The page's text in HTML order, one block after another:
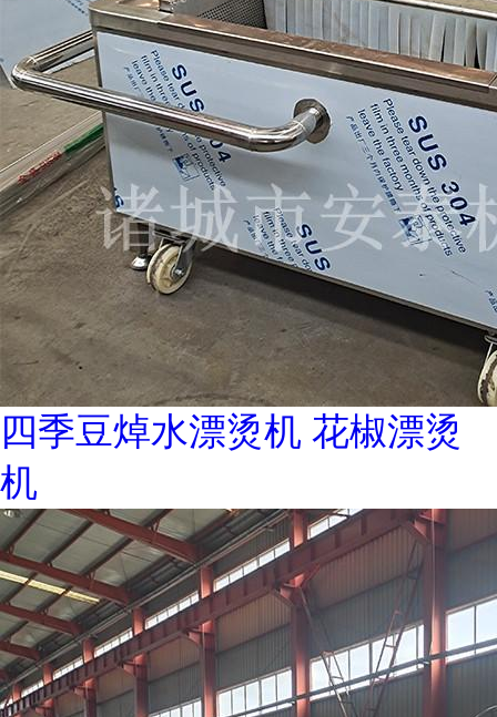
四季豆焯水漂烫机 花椒漂烫
机